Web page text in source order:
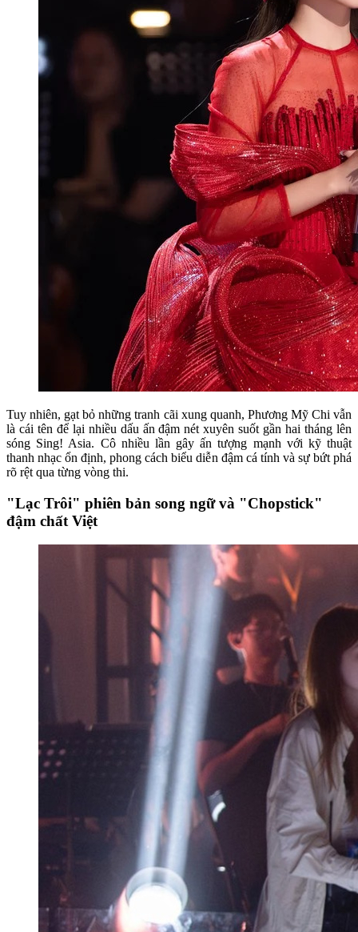
Tuy nhiên, gạt bỏ những tranh cãi xung quanh, Phương Mỹ Chi vẫn
là cái tên để lại nhiều dấu ấn đậm nét xuyên suốt gần hai tháng lên
sóng Sing! Asia. Cô nhiều lần gây ấn tượng mạnh với kỹ thuật
thanh nhạc ổn định, phong cách biểu diễn đậm cá tính và sự bứt phá
rõ rệt qua từng vòng thi.
"Lạc Trôi" phiên bản song ngữ và "Chopstick"
đậm chất Việt